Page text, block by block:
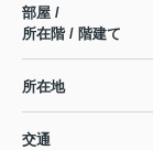
部屋 /
所在階 / 階建て
所在地
交通